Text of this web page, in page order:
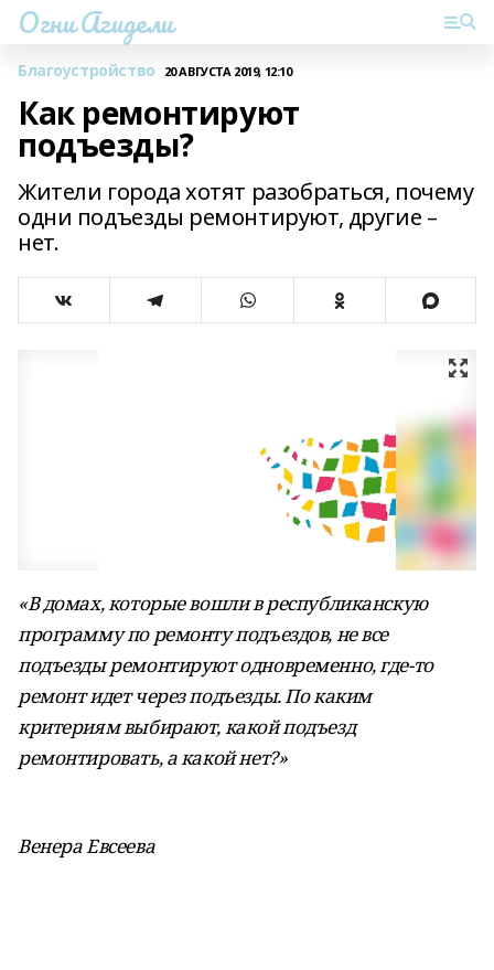
Огни Агидели
Благоустройство 20 АВГУСТА 2019, 12:10
Как ремонтируют
подъезды?
Жители города хотят разобраться, почему
одни подъезды ремонтируют, другие –
нет.
«В домах, которые вошли в республиканскую
программу по ремонту подъездов, не все
подъезды ремонтируют одновременно, где-то
ремонт идет через подъезды. По каким
критериям выбирают, какой подъезд
ремонтировать, а какой нет?»
Венера Евсеева